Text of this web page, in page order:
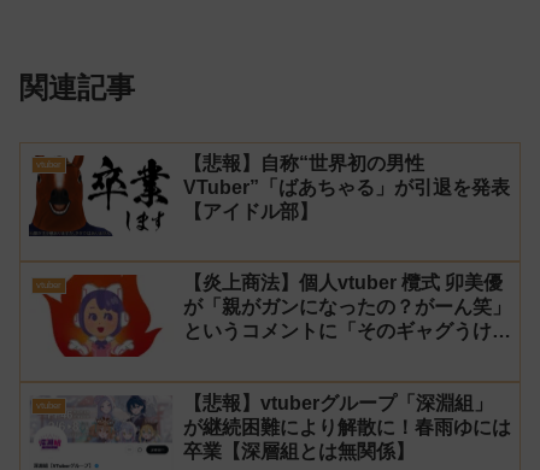
関連記事
vtuber
【悲報】自称“世界初の男性
VTuber”「ばあちゃる」が引退を発表
【アイドル部】
vtuber
【炎上商法】個人vtuber 欖式 卯美優
が「親がガンになったの？がーん笑」
というコメントに「そのギャグうけ
はオススメしないと投稿し叩かれる
vtuber
【悲報】vtuberグループ「深淵組」
が継続困難により解散に！春雨ゆには
卒業【深層組とは無関係】